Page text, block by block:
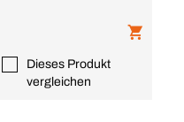
Dieses Produkt
vergleichen